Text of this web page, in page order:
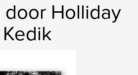
door Holliday
Kedik